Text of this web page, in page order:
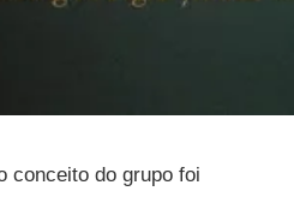
conceito do grupo foi